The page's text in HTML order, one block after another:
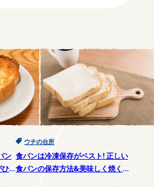
ン
ひ
ウチの台所
食パンは冷凍保存がベスト! 正しい
食パンの保存方法&美味しく焼くコ